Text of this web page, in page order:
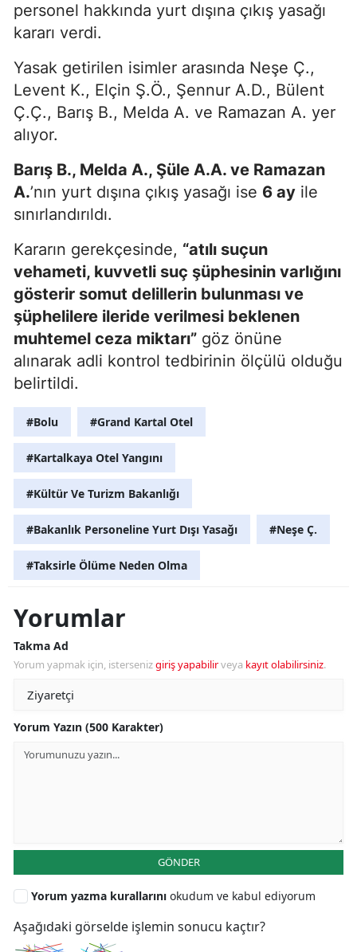
personel hakkında yurt dışına çıkış yasağı
kararı verdi.
Yasak getirilen isimler arasında Neşe Ç.,
Levent K., Elçin Ş.Ö., Şennur A.D., Bülent
Ç.Ç., Barış B., Melda A. ve Ramazan A. yer
alıyor.
Barış B., Melda A., Şüle A.A. ve Ramazan
A.’nın yurt dışına çıkış yasağı ise 6 ay ile
sınırlandırıldı.
Kararın gerekçesinde, “atılı suçun
vehameti, kuvvetli suç şüphesinin varlığını
gösterir somut delillerin bulunması ve
şüphelilere ileride verilmesi beklenen
muhtemel ceza miktarı” göz önüne
alınarak adli kontrol tedbirinin ölçülü olduğu
belirtildi.
#Bolu #Grand Kartal Otel
#Kartalkaya Otel Yangını
#Kültür Ve Turizm Bakanlığı
#Bakanlık Personeline Yurt Dışı Yasağı #Neşe Ç.
#Taksirle Ölüme Neden Olma
Yorumlar
Takma Ad
Yorum yapmak için, istersenizgiriş yapabilirveya kayıt olabilirsiniz.
Yorum Yazın (500 Karakter)
GÖNDER
Yorum yazma kurallarını okudum ve kabul ediyorum
Aşağıdaki görselde işlemin sonucu kaçtır?